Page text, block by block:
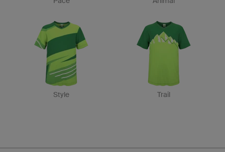
Style Trail